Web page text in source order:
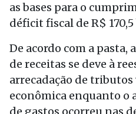
as bases para o
déficit fiscal de R$
De acordo com a pasta,
de receitas se deve à
arrecadação de
econômica enquanto o